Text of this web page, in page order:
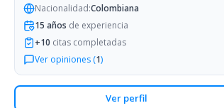
Nacionalidad:Colombiana
15 años de experiencia
+10 citas completadas
Ver opiniones (1)
Ver perfil